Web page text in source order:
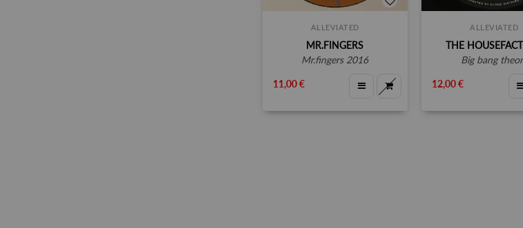
ALLEVIATED
MR.FINGERS
mr.fingers 2016
11,00 €
ALLEVIATED
THE
big bang
12,00 €